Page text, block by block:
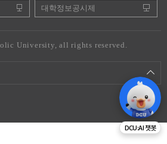
대학정보공시제
University, all rights reserved.
DCU:AI 챗봇